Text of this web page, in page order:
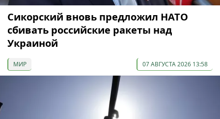
Сикорский вновь предложил НАТО
сбивать российские ракеты над
Украиной
МИР 07 АВГУСТА 2026 13:58